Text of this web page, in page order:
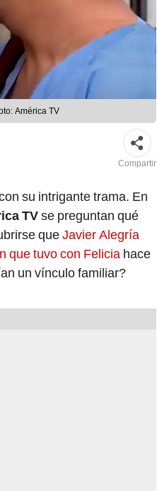
América TV
Compartir
su intrigante trama. En
TVse preguntan qué
queJavier Alegría
que tuvo con Felicia hace
un vínculo familiar?